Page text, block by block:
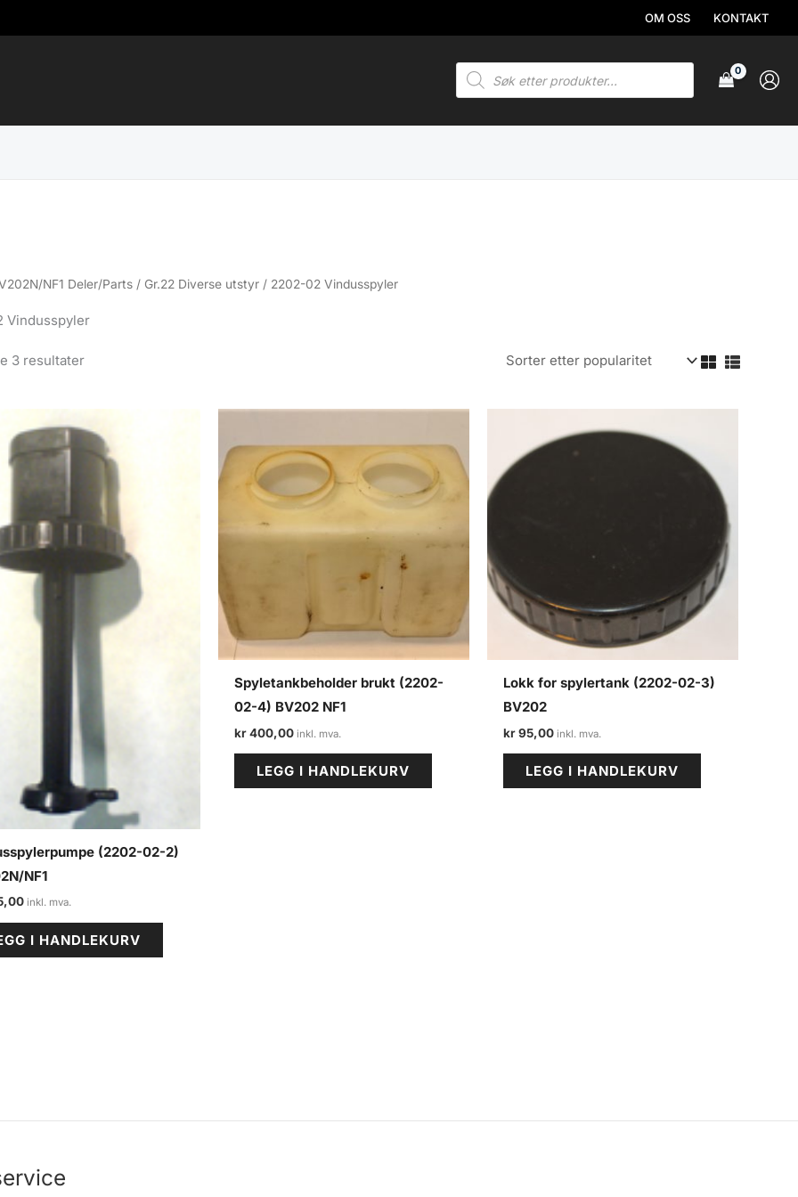
OM OSS KONTAKT
Products
search
NF1 Deler/Parts / Gr.22 Diverse utstyr / 2202-02 Vindusspyler
Vindusspyler
3 resultaterSortert
(2202-02-2)
NF1
I HANDLEKURV
Spyletankbeholder brukt (2202-
02-4) BV202 NF1
kr400,00
LEGG I HANDLEKURV
Lokk for spylertank (2202-02-3)
BV202
kr95,00
LEGG I HANDLEKURV